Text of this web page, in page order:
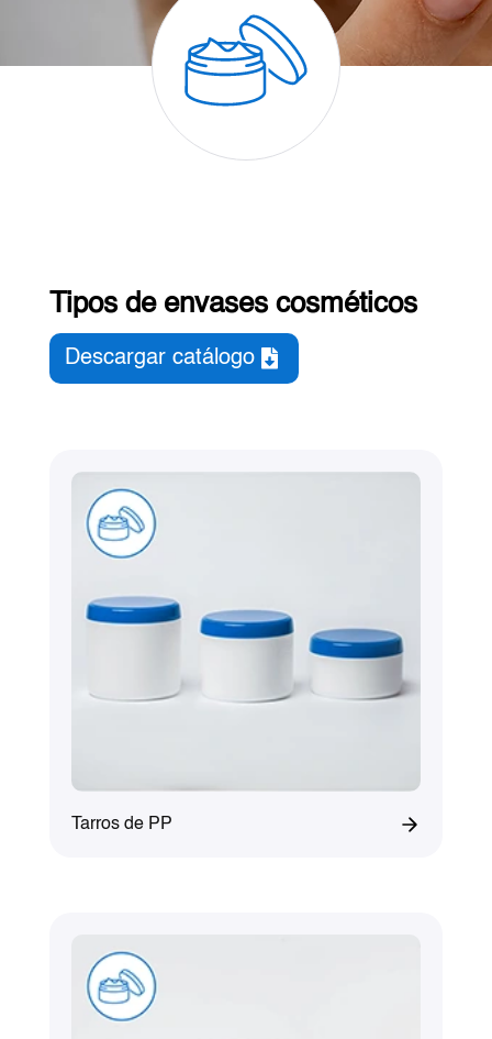
Tipos de envases cosméticos
Descargar catálogo
Tarros de PP